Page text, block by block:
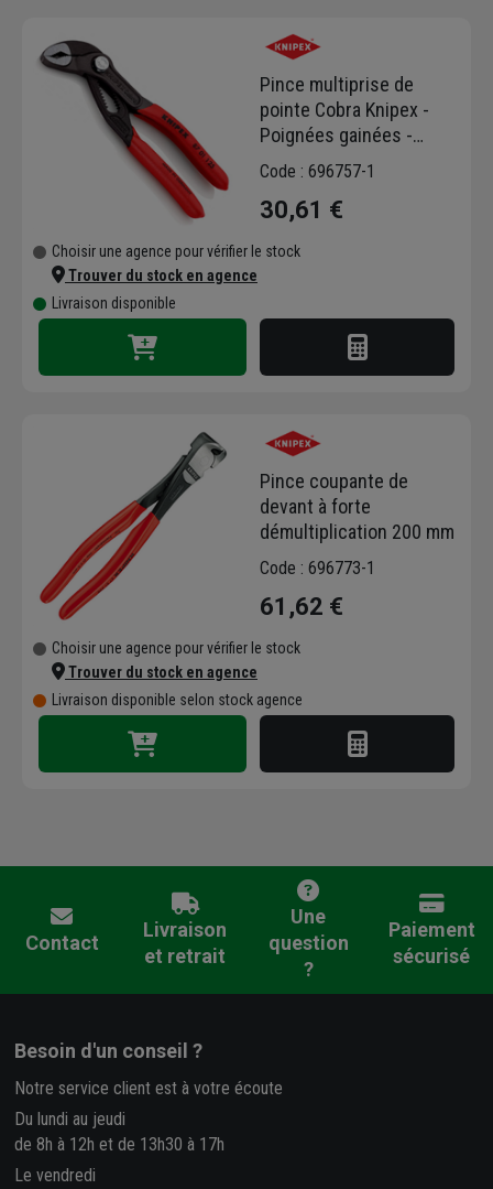
Pince multiprise de
pointe Cobra Knipex -
Poignées gainées -
Longueur 125 mm
Code : 696757-1
30,61 €
Choisir une agence pour vérifier le stock
Trouver du stock en agence
Livraison disponible
Pince coupante de
devant à forte
démultiplication 200 mm
Code : 696773-1
61,62 €
Choisir une agence pour vérifier le stock
Trouver du stock en agence
Livraison disponible selon stock agence
Contact
Livraison
et retrait
Une
question
?
Paiement
sécurisé
Besoin d'un conseil ?
Notre service client est à votre écoute
Du lundi au jeudi
de 8h à 12h et de 13h30 à 17h
Le vendredi